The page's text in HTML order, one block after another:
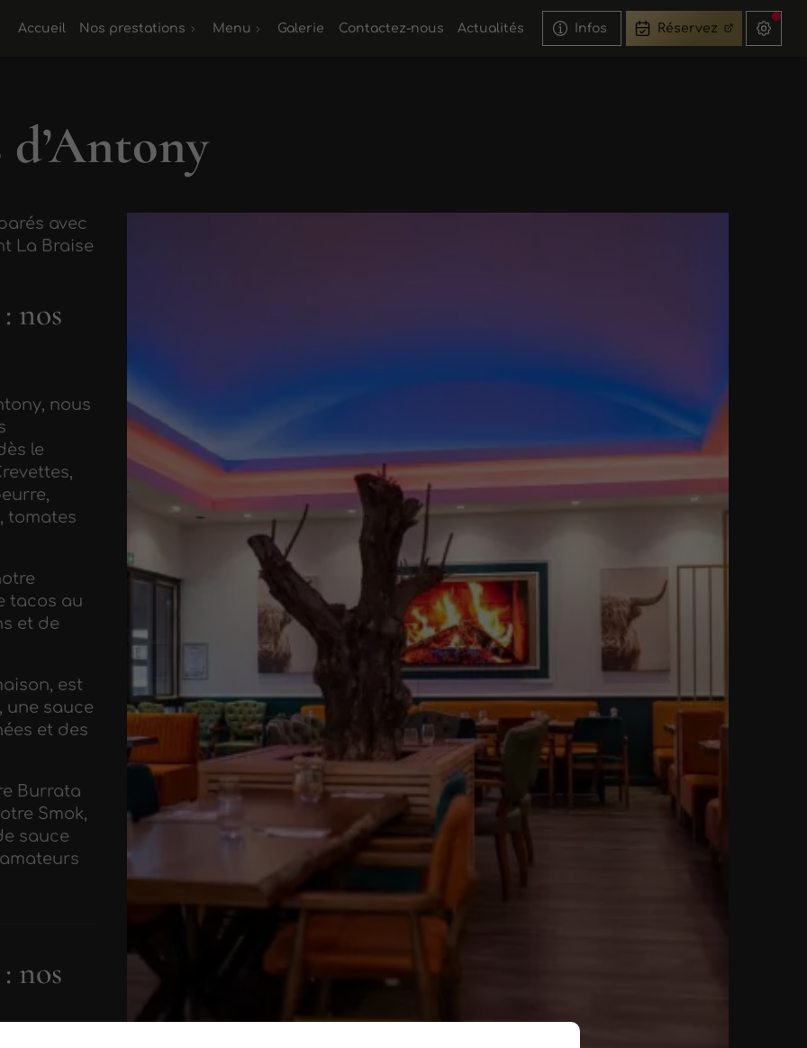
Accueil Nos prestations Menu Galerie Contactez-nous Actualités Infos Réservez
avec
La Braise
nos
nous
le
tomates
tacos au
et de
est
une sauce
et des
Burrata
Smok,
sauce
nos